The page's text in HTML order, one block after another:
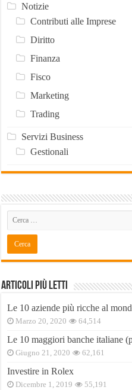
Notizie
Contributi alle Imprese
Diritto
Finanza
Fisco
Marketing
Trading
Servizi Business
Gestionali
Articoli Più Letti
Le 10 aziende più ricche al
Marzo 20, 2020 64,514
Le 10 maggiori banche italiane
Giugno 21, 2020 62,161
Investire in Rolex
Dicembre 1, 2019 55,191